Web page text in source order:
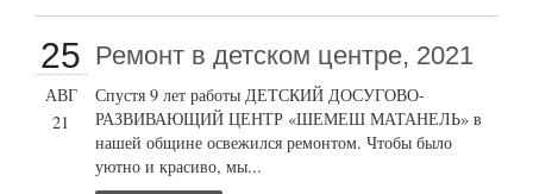
25
АВГ
21
Ремонт в детском центре, 2021
Спустя 9 лет работы ДЕТСКИЙ ДОСУГОВО-
РАЗВИВАЮЩИЙ ЦЕНТР «ШЕМЕШ МАТАНЕЛЬ» в
нашей общине освежился ремонтом. Чтобы было
уютно и красиво, мы...